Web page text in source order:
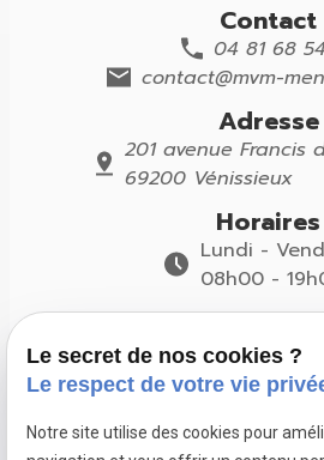
Contact
04 81 68
contact@mvm-
Adresse
201 avenue Francis
69200 Vénissieux
Horaires
Lundi -
08h00 -
Suivez-
Le secret de nos cookies ?
Le respect de votre vie
Notre site utilise des cookies pour